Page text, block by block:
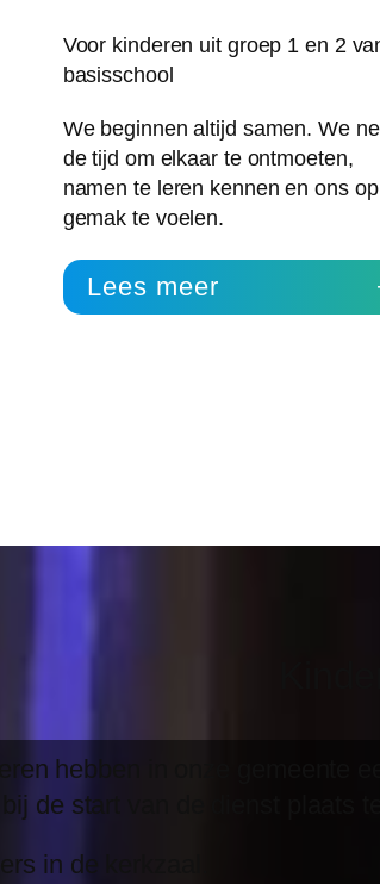
Voor kinderen uit groep 1 en 2
basisschool
We beginnen altijd samen. We
de tijd om elkaar te ontmoeten,
namen te leren kennen en ons
gemak te voelen.
Lees meer
hebben in onze gemeente
de start van de dienst plaats
in de kerkzaal.